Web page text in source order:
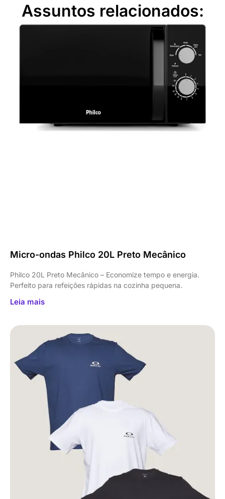
Assuntos relacionados:
Micro-ondas Philco 20L Preto Mecânico
Philco 20L Preto Mecânico – Economize tempo e energia.
Perfeito para refeições rápidas na cozinha pequena.
Leia mais